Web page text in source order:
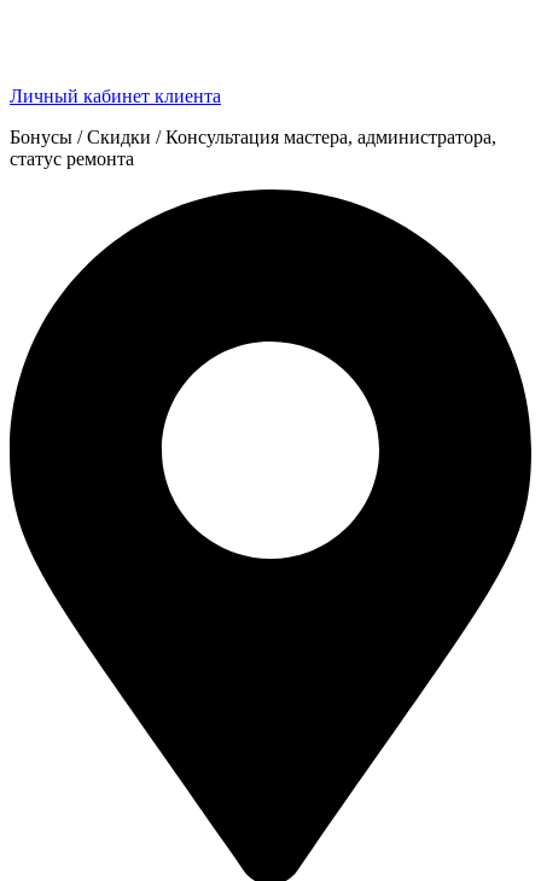
Личный кабинет клиента
Бонусы / Скидки / Консультация мастера, администратора,
статус ремонта